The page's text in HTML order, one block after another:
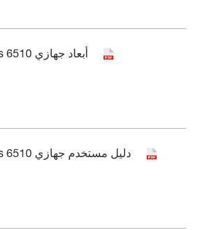
أبعاد جهازي Aries 6510 و Aries 6506
دليل مستخدم جهازي Aries 6510 و Aries 6506